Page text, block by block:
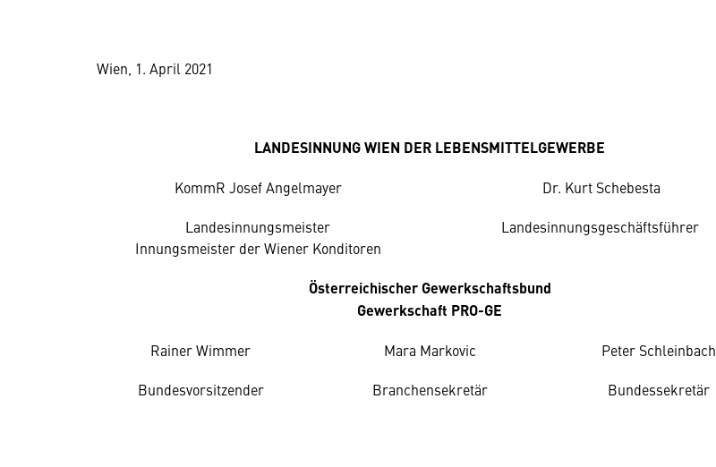
Wien, 1. April 2021
LANDESINNUNG WIEN DER LEBENSMITTELGEWERBE
KommR Josef Angelmayer
Landesinnungsmeister
Innungsmeister der Wiener Konditoren
Dr. Kurt Schebesta
Landesinnungsgeschäftsführer
Österreichischer Gewerkschaftsbund
Gewerkschaft PRO-GE
Rainer Wimmer
Bundesvorsitzender
Mara Markovic
Branchensekretär
Peter Schleinbach
Bundessekretär